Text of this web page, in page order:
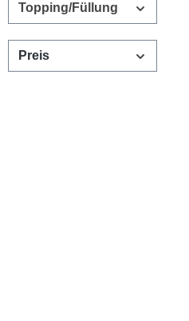
Topping/Füllung
Preis